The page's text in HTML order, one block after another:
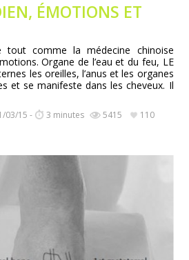
ÉMOTIONS ET
tout comme la médecine chinoise
Organe de l’eau et du feu, LE
les oreilles, l’anus et les organes
et se manifeste dans les cheveux. Il
03/15 - 3 minutes 5415 110